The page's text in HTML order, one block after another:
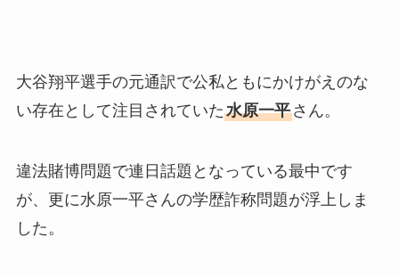
大谷翔平選手の元通訳で公私ともにかけがえのな
い存在として注目されていた水原一平さん。
違法賭博問題で連日話題となっている最中です
が、更に水原一平さんの学歴詐称問題が浮上しま
した。